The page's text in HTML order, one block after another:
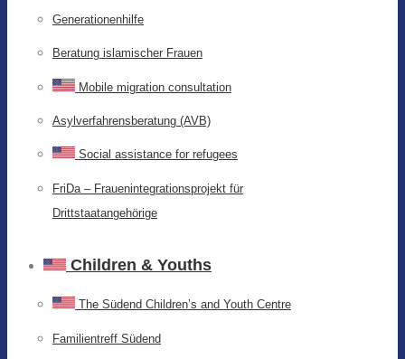
Generationenhilfe
Beratung islamischer Frauen
Mobile migration consultation
Asylverfahrensberatung (AVB)
Social assistance for refugees
FriDa – Frauenintegrationsprojekt für
Drittstaatangehörige
Children & Youths
The Südend Children’s and Youth Centre
Familientreff Südend